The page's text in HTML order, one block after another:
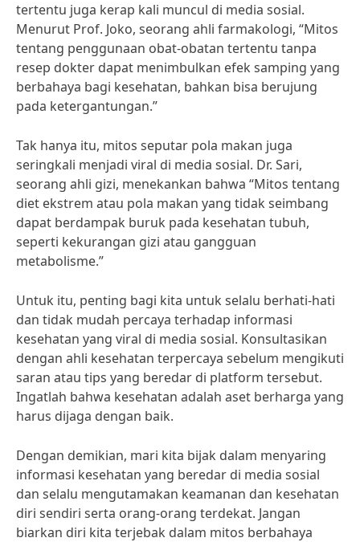
tertentu juga kerap kali muncul di media sosial.
Menurut Prof. Joko, seorang ahli farmakologi, “Mitos
tentang penggunaan obat-obatan tertentu tanpa
resep dokter dapat menimbulkan efek samping yang
berbahaya bagi kesehatan, bahkan bisa berujung
pada ketergantungan.”
Tak hanya itu, mitos seputar pola makan juga
seringkali menjadi viral di media sosial. Dr. Sari,
seorang ahli gizi, menekankan bahwa “Mitos tentang
diet ekstrem atau pola makan yang tidak seimbang
dapat berdampak buruk pada kesehatan tubuh,
seperti kekurangan gizi atau gangguan
metabolisme.”
Untuk itu, penting bagi kita untuk selalu berhati-hati
dan tidak mudah percaya terhadap informasi
kesehatan yang viral di media sosial. Konsultasikan
dengan ahli kesehatan terpercaya sebelum mengikuti
saran atau tips yang beredar di platform tersebut.
Ingatlah bahwa kesehatan adalah aset berharga yang
harus dijaga dengan baik.
Dengan demikian, mari kita bijak dalam menyaring
informasi kesehatan yang beredar di media sosial
dan selalu mengutamakan keamanan dan kesehatan
diri sendiri serta orang-orang terdekat. Jangan
biarkan diri kita terjebak dalam mitos berbahaya